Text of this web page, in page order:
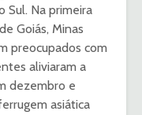
Sul. Na primeira
Goiás, Minas
preocupados com
aliviaram a
dezembro e
asiática